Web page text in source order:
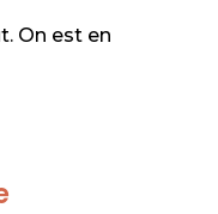
On est en